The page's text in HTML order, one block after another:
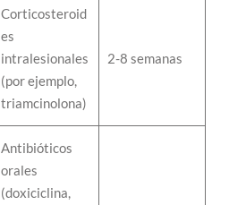
Corticosteroid
es
intralesionales
(por ejemplo,
triamcinolona)
2-8 semanas
Antibióticos
orales
(doxiciclina,